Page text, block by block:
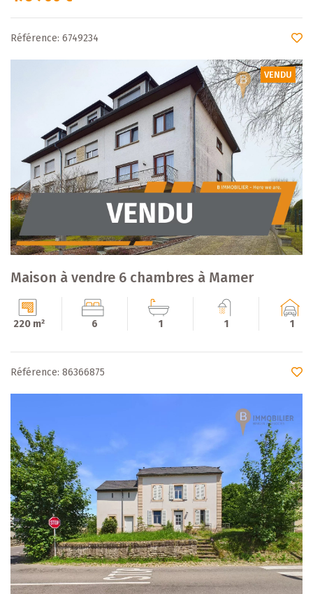
Référence: 6749234
VENDU
Maison à vendre 6 chambres à Mamer
220 m² 6 1 1 1
Référence: 86366875